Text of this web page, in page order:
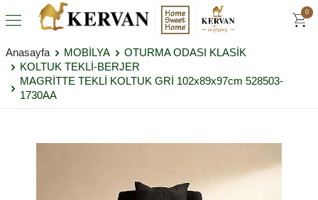
0
Anasayfa MOBİLYA
OTURMA ODASI KLASİK
KOLTUK TEKLİ-BERJER
MAGRİTTE TEKLİ KOLTUK GRİ 102x89x97cm 528503-
1730AA